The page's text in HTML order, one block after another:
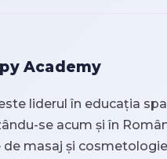
Academy
liderul în educația
se acum și în
masaj și